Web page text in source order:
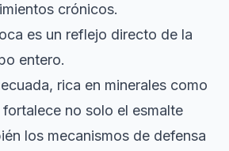
crónicos.
es un reflejo directo de la
entero.
rica en minerales como
no solo el esmalte
los mecanismos de defensa